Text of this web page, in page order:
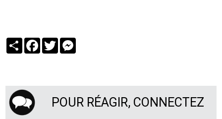
PartagerFacebook
Twitter
POUR RÉAGIR, CONNECTEZ